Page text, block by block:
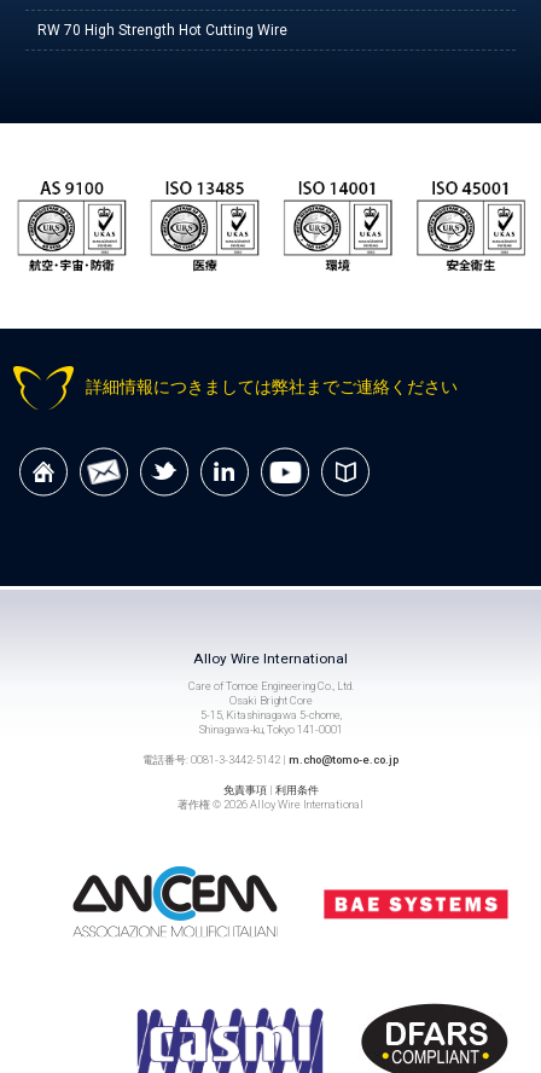
RW 70 High Strength Hot Cutting Wire
詳細情報につきましては弊社までご連絡ください
Alloy Wire International
Care of Tomoe Engineering Co., Ltd.
Osaki Bright Core
5-15, Kitashinagawa 5-chome,
Shinagawa-ku, Tokyo 141-0001
電話番号: 0081-3-3442-5142 | m.cho@tomo-e.co.jp
免責事項| 利用条件
著作権 © 2026 Alloy Wire International